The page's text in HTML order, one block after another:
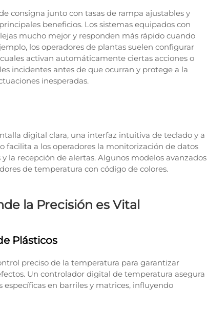
consigna junto con tasas de rampa ajustables y
beneficios. Los sistemas equipados con
mucho mejor y responden más rápido cuando
los operadores de plantas suelen configurar
activan automáticamente ciertas acciones o
incidentes antes de que ocurran y protege a la
inesperadas.
digital clara, una interfaz intuitiva de teclado y a
facilita a los operadores la monitorización de datos
la recepción de alertas. Algunos modelos avanzados
de temperatura con código de colores.
la Precisión es Vital
Plásticos
preciso de la temperatura para garantizar
Un controlador digital de temperatura asegura
en barriles y matrices, influyendo